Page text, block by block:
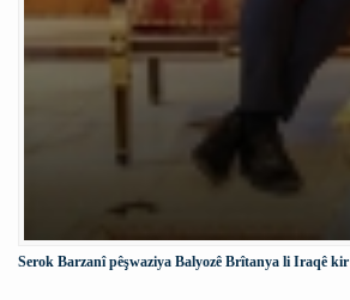
Serok Barzanî pêşwaziya Balyozê Brîtanya li Iraqê kir